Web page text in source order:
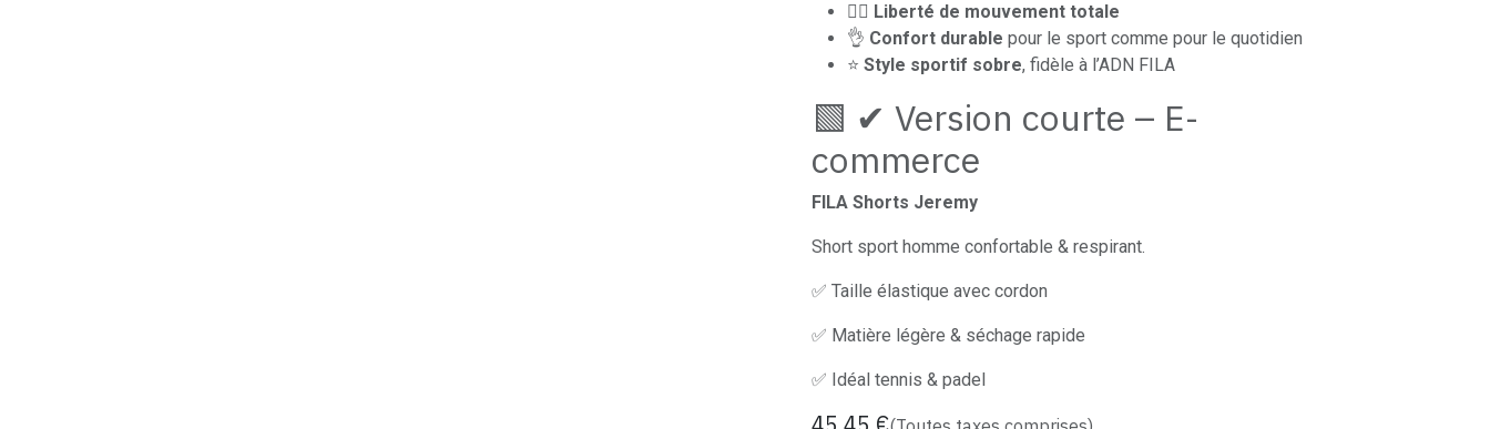
🏃‍♂️ Liberté de mouvement totale
👌 Confort durable pour le sport comme pour le quotidien
⭐ Style sportif sobre, fidèle à l’ADN FILA
🟩 ✔ Version courte – E-
commerce
FILA Shorts Jeremy
Short sport homme confortable & respirant.
✅ Taille élastique avec cordon
✅ Matière légère & séchage rapide
✅ Idéal tennis & padel